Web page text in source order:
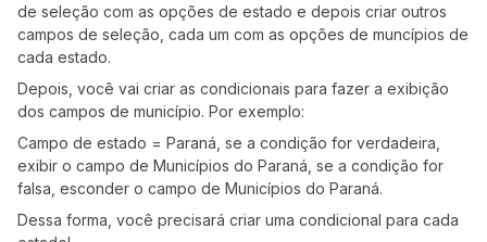
de seleção com as opções de estado e depois criar outros
campos de seleção, cada um com as opções de muncípios de
cada estado.
Depois, você vai criar as condicionais para fazer a exibição
dos campos de município. Por exemplo:
Campo de estado = Paraná, se a condição for verdadeira,
exibir o campo de Municípios do Paraná, se a condição for
falsa, esconder o campo de Municípios do Paraná.
Dessa forma, você precisará criar uma condicional para cada